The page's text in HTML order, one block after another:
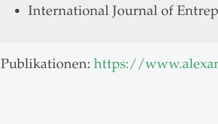
International Journal of
Publikationen: https://